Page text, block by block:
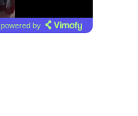
powered by